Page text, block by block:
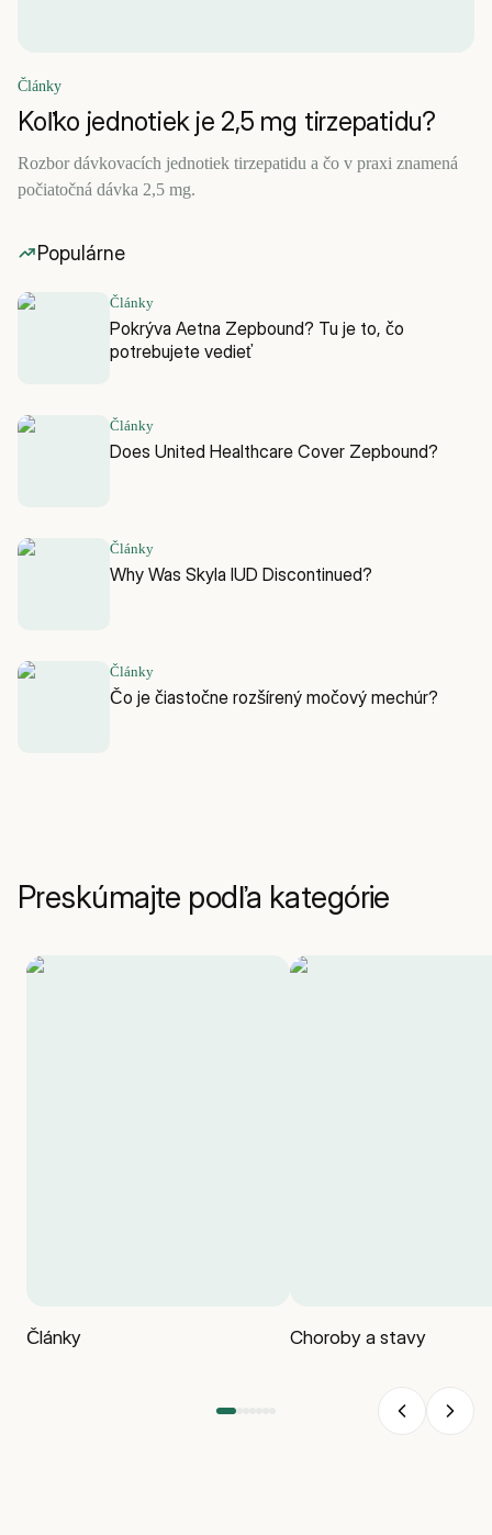
Články
Koľko jednotiek je 2,5 mg tirzepatidu?
Rozbor dávkovacích jednotiek tirzepatidu a čo v praxi znamená
počiatočná dávka 2,5 mg.
Populárne
Články
Pokrýva Aetna Zepbound? Tu je to, čo
potrebujete vedieť
Články
Does United Healthcare Cover Zepbound?
Články
Why Was Skyla IUD Discontinued?
Články
Čo je čiastočne rozšírený močový mechúr?
Preskúmajte podľa kategórie
Články Choroby a stavy